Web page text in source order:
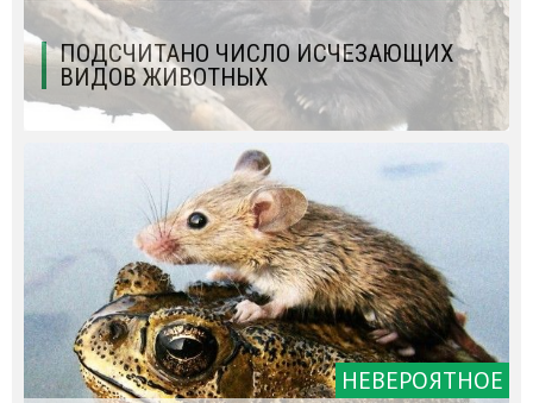
ПОДСЧИТАНО ЧИСЛО ИСЧЕЗАЮЩИХ
ВИДОВ ЖИВОТНЫХ
НЕВЕРОЯТНОЕ